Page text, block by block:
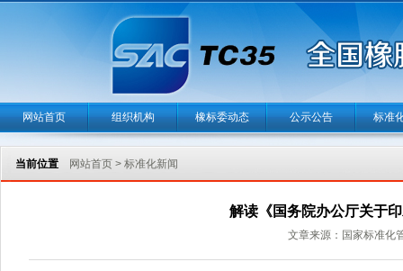
网站首页 组织机构 橡标委动态 公示公告 标准
当前位置 网站首页 > 标准化新闻
解读《国务院办公厅关于
文章来源： 国家标准化